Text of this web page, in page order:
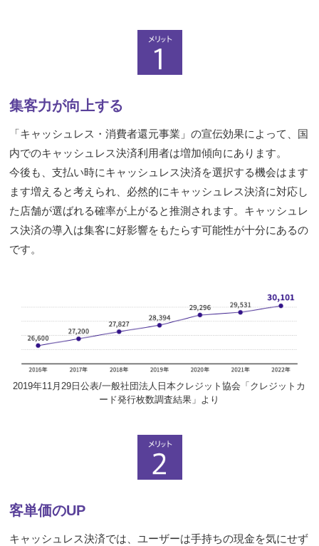
集客力が向上する
「キャッシュレス・消費者還元事業」の宣伝効果によって、国
内でのキャッシュレス決済利用者は増加傾向にあります。
今後も、支払い時にキャッシュレス決済を選択する機会はます
ます増えると考えられ、必然的にキャッシュレス決済に対応し
た店舗が選ばれる確率が上がると推測されます。キャッシュレ
ス決済の導入は集客に好影響をもたらす可能性が十分にあるの
です。
2019年11月29日公表/一般社団法人日本クレジット協会「クレジットカ
ード発行枚数調査結果」より
客単価のUP
キャッシュレス決済では、ユーザーは手持ちの現金を気にせず